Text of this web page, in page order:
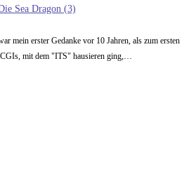
Sea Dragon (3)
mein erster Gedanke vor 10 Jahren, als zum ersten
mit dem "ITS" hausieren ging,…